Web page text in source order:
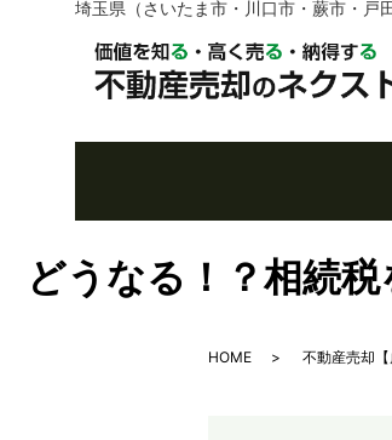
埼玉県（さいたま市・川口市・蕨市・戸
どうなる！？相続
HOME 不動産売却【